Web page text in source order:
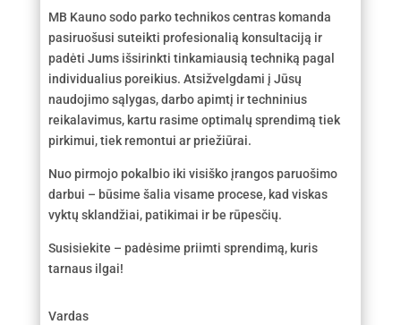
MB Kauno sodo parko technikos centras komanda
pasiruošusi suteikti profesionalią konsultaciją ir
padėti Jums išsirinkti tinkamiausią techniką pagal
individualius poreikius. Atsižvelgdami į Jūsų
naudojimo sąlygas, darbo apimtį ir techninius
reikalavimus, kartu rasime optimalų sprendimą tiek
pirkimui, tiek remontui ar priežiūrai.
Nuo pirmojo pokalbio iki visiško įrangos paruošimo
darbui – būsime šalia visame procese, kad viskas
vyktų sklandžiai, patikimai ir be rūpesčių.
Susisiekite – padėsime priimti sprendimą, kuris
tarnaus ilgai!
Vardas